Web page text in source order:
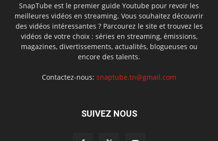
SnapTube est le premier guide Youtube pour revoir les
meilleures vidéos en streaming. Vous souhaitez découvrir
des vidéos intéressantes ? Parcourez le site et trouvez les
vidéos de votre choix : séries en streaming, émissions,
magazines, divertissements, actualités, blogueuses ou
encore des talents.
Contactez-nous: snaptube.tn@gmail.com
SUIVEZ NOUS